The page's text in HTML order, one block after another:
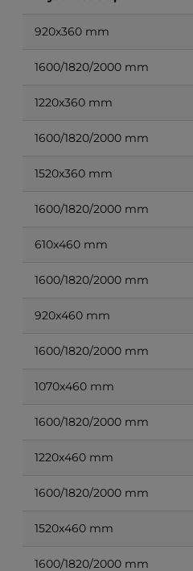
920x360 mm
1600/1820/2000 mm
1220x360 mm
1600/1820/2000 mm
1520x360 mm
1600/1820/2000 mm
610x460 mm
1600/1820/2000 mm
920x460 mm
1600/1820/2000 mm
1070x460 mm
1600/1820/2000 mm
1220x460 mm
1600/1820/2000 mm
1520x460 mm
1600/1820/2000 mm